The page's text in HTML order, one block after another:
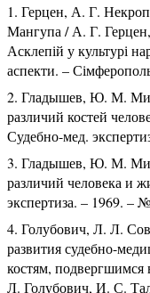
Герцен, А. Г.
Мангупа / А. Г.
Асклепій у культурі
аспекти. –
Гладышев, Ю. М.
различий костей
Судебно-мед.
Гладышев, Ю. М.
различий человека и
экспертиза. – 1969. –
Голубович, Л. Л.
развития судебно-
костям,
Л. Голубович, И. С.